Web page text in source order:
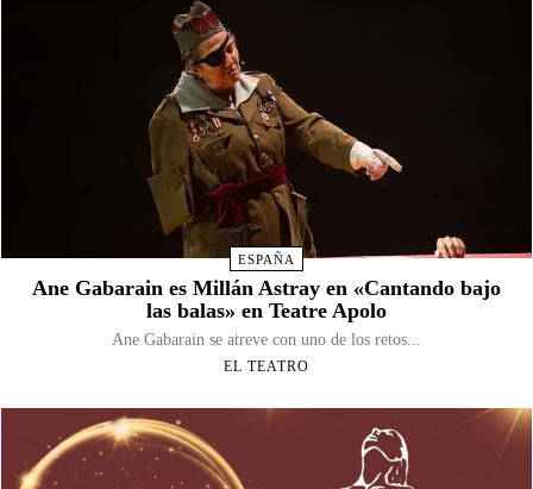
ESPAÑA
Ane Gabarain es Millán Astray en «Cantando bajo
las balas» en Teatre Apolo
Ane Gabarain se atreve con uno de los retos...
EL TEATRO